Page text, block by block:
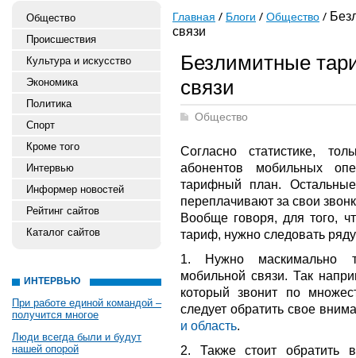
Общество
Происшествия
Культура и искусство
Экономика
Политика
Спорт
Кроме того
Интервью
Информер новостей
Рейтинг сайтов
Каталог сайтов
ИНТЕРВЬЮ
При работе единой командой –
получится многое
Люди всегда были и будут
нашей опорой
Главная Блоги Общество
связи
Безлимитные
связи
Общество
Согласно статистике,
абонентов мобильных
тарифный план.
переплачивают за свои
Вообще говоря, для того,
тариф, нужно следовать
1. Нужно маскимально
мобильной связи. Так
который звонит по
следует обратить свое
и область.
2. Также стоит обратить